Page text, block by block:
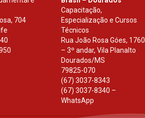
704
Capacitação,
Especialização e Cursos
Técnicos
Rua João Rosa Góes, 1760
– 3º andar, Vila Planalto
Dourados/MS
79825-070
(67) 3037-8343
(67) 3037-8340 –
WhatsApp